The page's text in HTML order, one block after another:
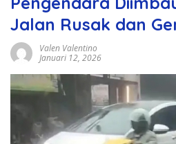
Jalan Rusak dan
Valen Valentino
Januari 12, 2026